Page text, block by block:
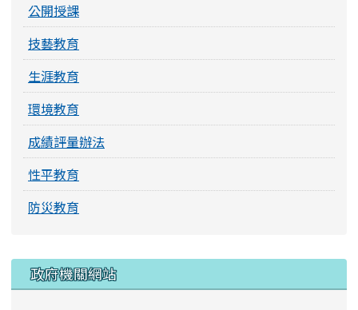
公開授課
技藝教育
生涯教育
環境教育
成績評量辦法
性平教育
防災教育
右邊區域內容
政府機關網站